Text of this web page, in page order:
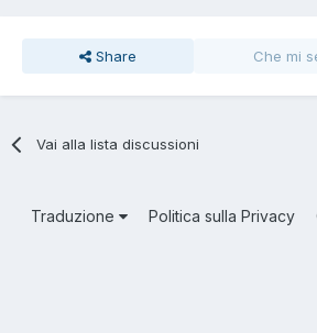
Share Che mi
Vai alla lista discussioni
Traduzione Politica sulla Privacy